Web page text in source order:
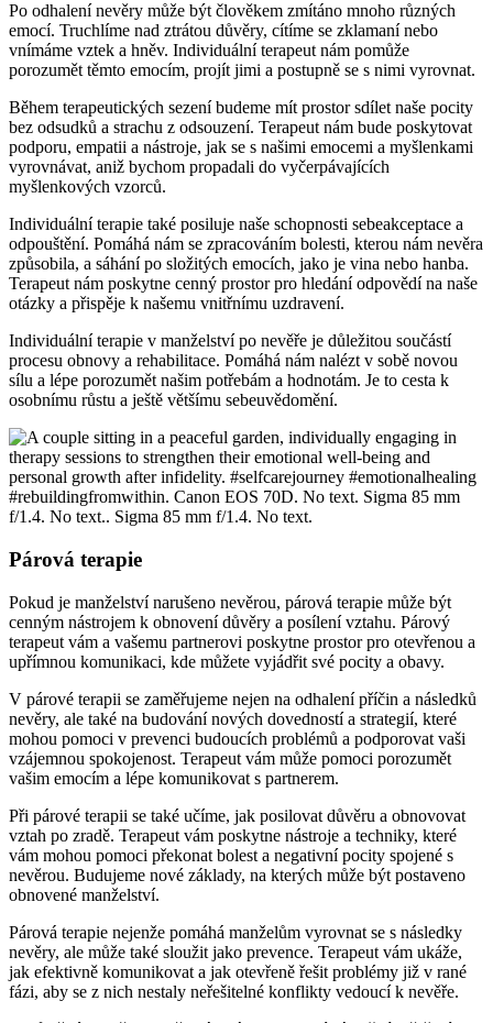
Po odhalení nevěry může být člověkem zmítáno mnoho různých
emocí. Truchlíme nad ztrátou důvěry, cítíme se zklamaní nebo
vnímáme vztek a hněv. Individuální terapeut nám pomůže
porozumět těmto emocím, projít jimi a postupně se s nimi vyrovnat.
Během terapeutických sezení budeme mít prostor sdílet naše pocity
bez odsudků a strachu z odsouzení. Terapeut nám bude poskytovat
podporu, empatii a nástroje, jak se s našimi emocemi a myšlenkami
vyrovnávat, aniž bychom propadali do vyčerpávajících
myšlenkových vzorců.
Individuální terapie také posiluje naše schopnosti sebeakceptace a
odpouštění. Pomáhá nám se zpracováním bolesti, kterou nám nevěra
způsobila, a sáhání po složitých emocích, jako je vina nebo hanba.
Terapeut nám poskytne cenný prostor pro hledání odpovědí na naše
otázky a přispěje k našemu vnitřnímu uzdravení.
Individuální terapie v manželství po nevěře je důležitou součástí
procesu obnovy a rehabilitace. Pomáhá nám nalézt v sobě novou
sílu a lépe porozumět našim potřebám a hodnotám. Je to cesta k
osobnímu růstu a ještě většímu sebeuvědomění.
Párová terapie
Pokud je manželství narušeno nevěrou, párová terapie může být
cenným nástrojem k obnovení důvěry a posílení vztahu. Párový
terapeut vám a vašemu partnerovi poskytne prostor pro otevřenou a
upřímnou komunikaci, kde můžete vyjádřit své pocity a obavy.
V párové terapii se zaměřujeme nejen na odhalení příčin a následků
nevěry, ale také na budování nových dovedností a strategií, které
mohou pomoci v prevenci budoucích problémů a podporovat vaši
vzájemnou spokojenost. Terapeut vám může pomoci porozumět
vašim emocím a lépe komunikovat s partnerem.
Při párové terapii se také učíme, jak posilovat důvěru a obnovovat
vztah po zradě. Terapeut vám poskytne nástroje a techniky, které
vám mohou pomoci překonat bolest a negativní pocity spojené s
nevěrou. Budujeme nové základy, na kterých může být postaveno
obnovené manželství.
Párová terapie nejenže pomáhá manželům vyrovnat se s následky
nevěry, ale může také sloužit jako prevence. Terapeut vám ukáže,
jak efektivně komunikovat a jak otevřeně řešit problémy již v rané
fázi, aby se z nich nestaly neřešitelné konflikty vedoucí k nevěře.